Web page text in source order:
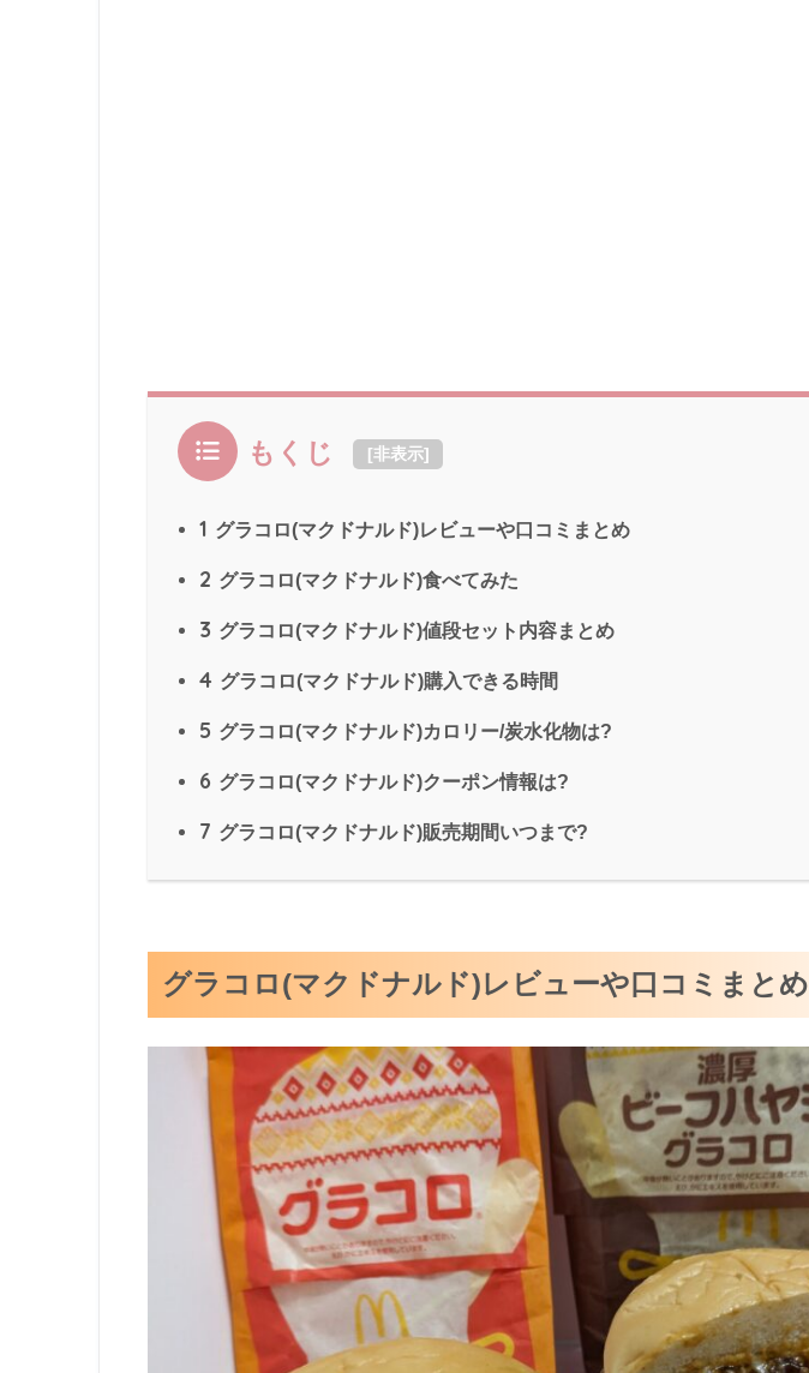
もくじ [非表示]
1 グラコロ(マクドナルド)レビューや口コミまとめ
2 グラコロ(マクドナルド)食べてみた
3 グラコロ(マクドナルド)値段セット内容まとめ
4 グラコロ(マクドナルド)購入できる時間
5 グラコロ(マクドナルド)カロリー/炭水化物は?
6 グラコロ(マクドナルド)クーポン情報は?
7 グラコロ(マクドナルド)販売期間いつまで?
グラコロ(マクドナルド)レビューや口コミまとめ